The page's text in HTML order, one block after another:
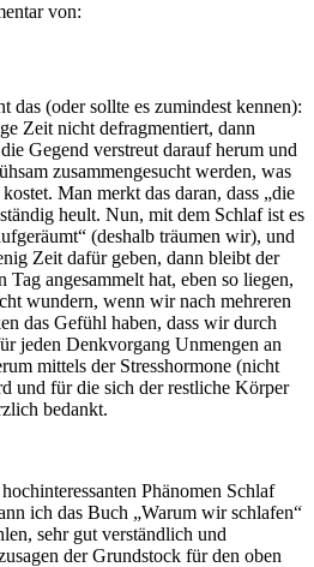
von:
das (oder sollte es zumindest kennen):
Zeit nicht defragmentiert, dann
Gegend verstreut darauf herum und
zusammengesucht werden, was
Man merkt das daran, dass „die
heult. Nun, mit dem Schlaf ist es
(deshalb träumen wir), und
Zeit dafür geben, dann bleibt der
Tag angesammelt hat, eben so liegen,
wundern, wenn wir nach mehreren
das Gefühl haben, dass wir durch
jeden Denkvorgang Unmengen an
mittels der Stresshormone (nicht
und für die sich der restliche Körper
bedankt.
Phänomen Schlaf
ich das Buch „Warum wir schlafen“
sehr gut verständlich und
der Grundstock für den oben